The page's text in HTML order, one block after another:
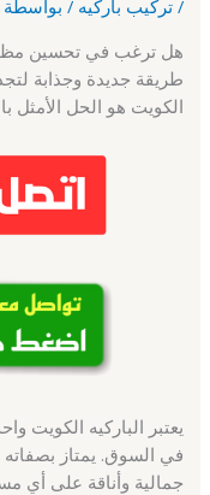
/تركيب باركيه / بواسطة
هل ترغب في تحسين
طريقة جديدة وجذابة
الكويت هو الحل الأمثل
يعتبر الباركيه الكويت
في السوق. يمتاز بصفاته
جمالية وأناقة على أي